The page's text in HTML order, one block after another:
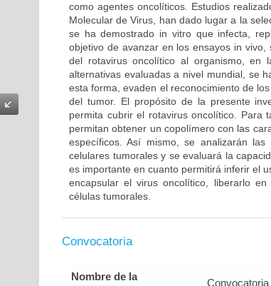
como agentes oncolíticos. Estudios
Molecular de Virus, han dado lugar a la
se ha demostrado in vitro que infecta,
objetivo de avanzar en los ensayos in
del rotavirus oncolítico al organismo,
alternativas evaluadas a nivel mundial, se
esta forma, evaden el reconocimiento de
del tumor. El propósito de la presente
permita cubrir el rotavirus oncolítico. Para
permitan obtener un copolímero con las
específicos. Así mismo, se analizarán
celulares tumorales y se evaluará la
es importante en cuanto permitirá inferir el
encapsular el virus oncolítico, liberarlo
células tumorales.
Convocatoria
Nombre de la